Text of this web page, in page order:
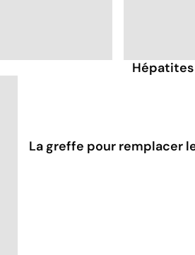
La greffe pour remplacer